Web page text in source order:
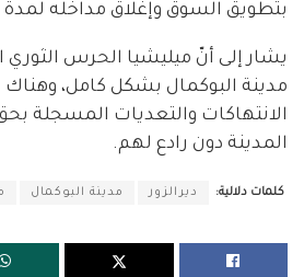
بتطويق السوق وإغلاق مداخله
يشار إلى أنّ ميليشيا الحرس الثوري
مدينة البوكمال بشكل كامل،
الانتهاكات والتعديات المسجلة
المدينة دون رادع لهم.
كلمات دلالية: ديرالزور مدينة البوكمال